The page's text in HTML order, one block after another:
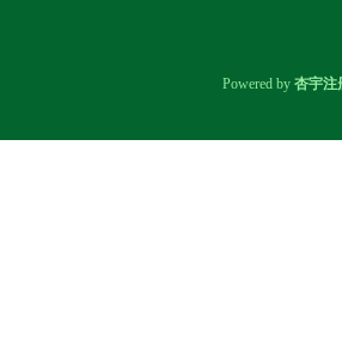
Powered by 杏宇注